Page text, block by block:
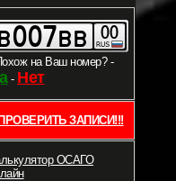
на Ваш номер? -
- Нет
ЗАПИСИ!!!
ОСАГО